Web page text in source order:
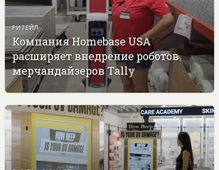
РИТЕЙЛ
Компания Homebase USA
расширяет внедрение роботов
мерчандайзеров Tally